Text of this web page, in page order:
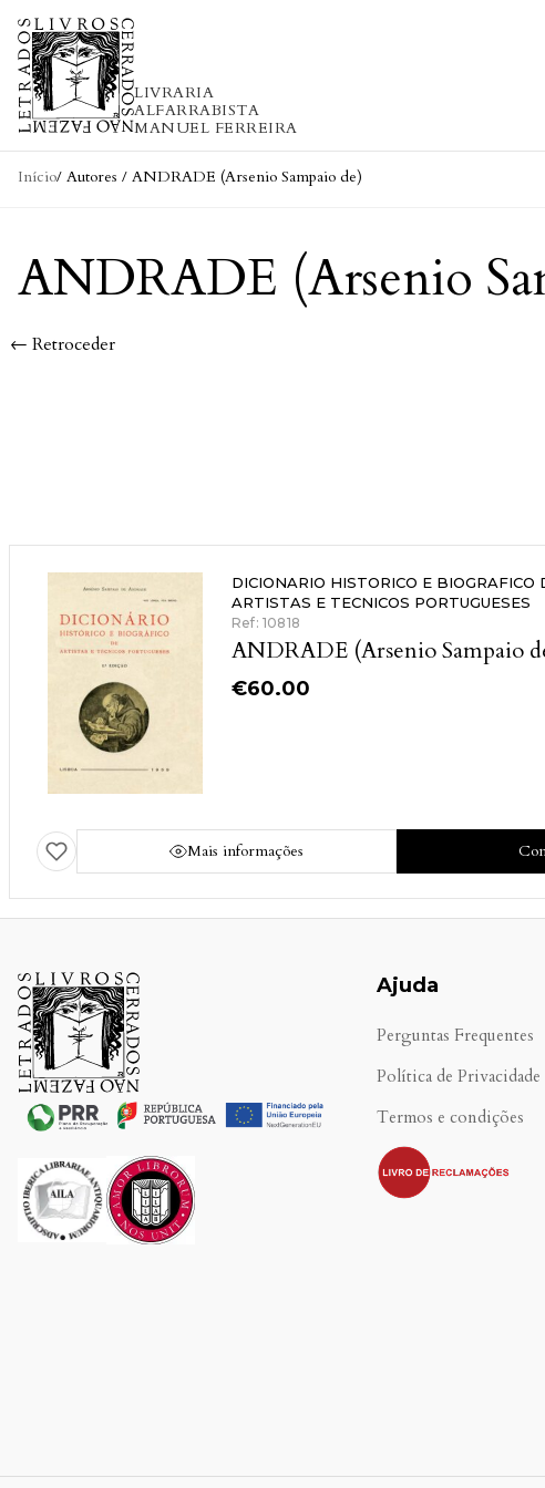
Skip to content
LIVRARIA
ALFARRABISTA
MANUEL FERREIRA
Início/ Autores / ANDRADE (Arsenio Sampaio de)
ANDRADE (Arsenio
← Retroceder
DICIONARIO HISTORICO E BIOGRAFICO
ARTISTAS E TECNICOS PORTUGUESES
Ref: 10818
ANDRADE (Arsenio Sampaio
€60.00
Mais informações
Ajuda
Perguntas Frequentes
Política de Privacidade
Termos e condições
.